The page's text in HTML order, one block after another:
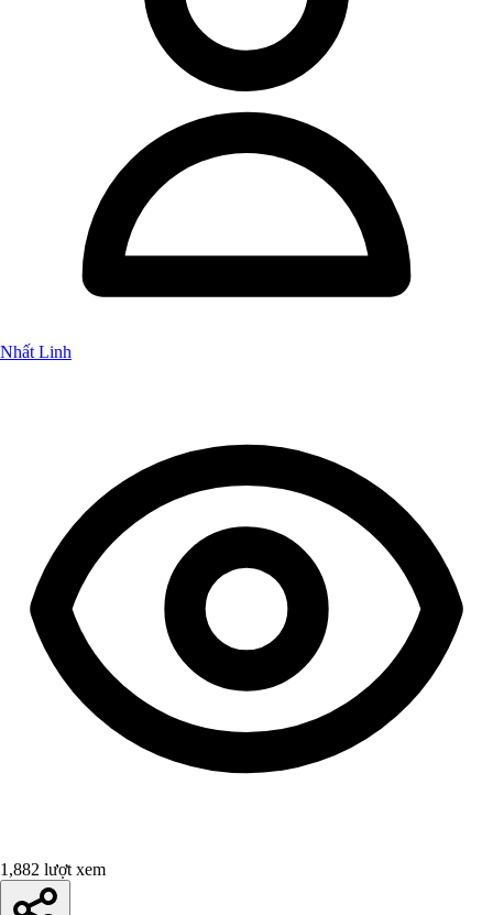
Nhất Linh
1,882 lượt xem